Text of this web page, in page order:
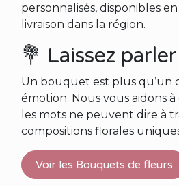
personnalisés, disponibles
livraison dans la région.
💐 Laissez
Un bouquet est plus qu’un
émotion. Nous vous aidons
les mots ne peuvent dire à
compositions florales
Voir les Bouquets de fleurs